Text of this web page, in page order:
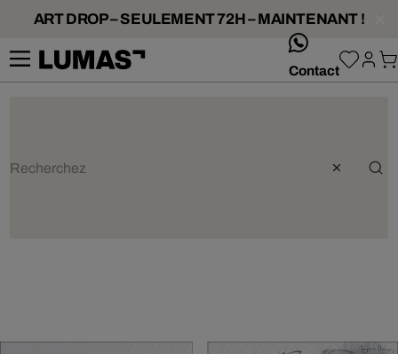
ART DROP – SEULEMENT 72H – MAINTENANT !
Contact